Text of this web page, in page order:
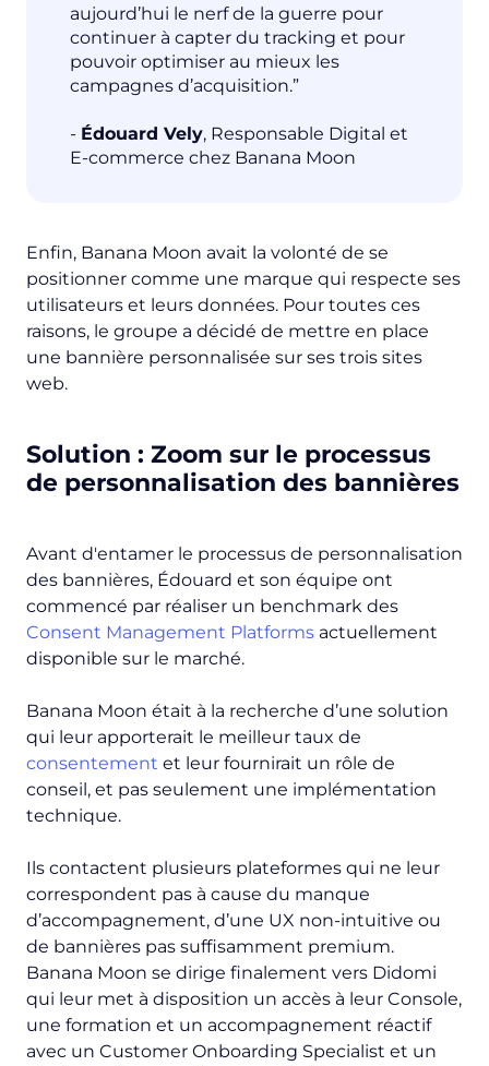
aujourd’hui le nerf de la guerre pour
continuer à capter du tracking et pour
pouvoir optimiser au mieux les
campagnes d’acquisition.”
- Édouard Vely, Responsable Digital et
E-commerce chez Banana Moon
Enfin, Banana Moon avait la volonté de se
positionner comme une marque qui respecte ses
utilisateurs et leurs données. Pour toutes ces
raisons, le groupe a décidé de mettre en place
une bannière personnalisée sur ses trois sites
web.
Solution : Zoom sur le processus
de personnalisation des bannières
Avant d'entamer le processus de personnalisation
des bannières, Édouard et son équipe ont
commencé par réaliser un benchmark des
Consent Management Platforms actuellement
disponible sur le marché.
Banana Moon était à la recherche d’une solution
qui leur apporterait le meilleur taux de
consentement et leur fournirait un rôle de
conseil, et pas seulement une implémentation
technique.
Ils contactent plusieurs plateformes qui ne leur
correspondent pas à cause du manque
d’accompagnement, d’une UX non-intuitive ou
de bannières pas suffisamment premium.
Banana Moon se dirige finalement vers Didomi
qui leur met à disposition un accès à leur Console,
une formation et un accompagnement réactif
avec un Customer Onboarding Specialist et un